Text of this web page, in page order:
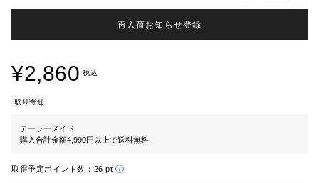
再入荷お知らせ登録
¥2,860 税込
取り寄せ
テーラーメイド
購入合計金額4,990円以上で送料無料
取得予定ポイント数： 26 pt